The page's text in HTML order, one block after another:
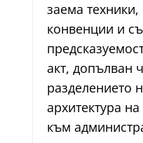
заема
конвенции и
акт, допълван
разделението
архитектура
към